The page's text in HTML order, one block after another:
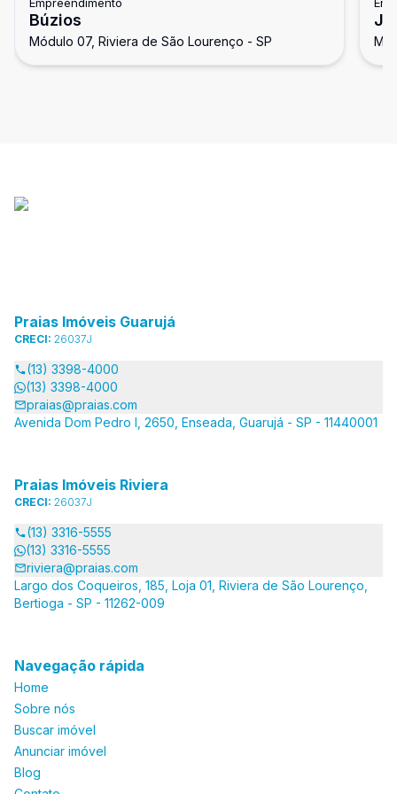
Búzios
Módulo 07, Riviera de São Lourenço - SP
Praias Imóveis Guarujá
CRECI: 26037J
(13) 3398-4000
(13) 3398-4000
praias@praias.com
Avenida Dom Pedro I, 2650, Enseada, Guarujá - SP - 11440001
Praias Imóveis Riviera
CRECI: 26037J
(13) 3316-5555
(13) 3316-5555
riviera@praias.com
Largo dos Coqueiros, 185, Loja 01, Riviera de São Lourenço,
Bertioga - SP - 11262-009
Navegação rápida
Home
Sobre nós
Buscar imóvel
Anunciar imóvel
Blog